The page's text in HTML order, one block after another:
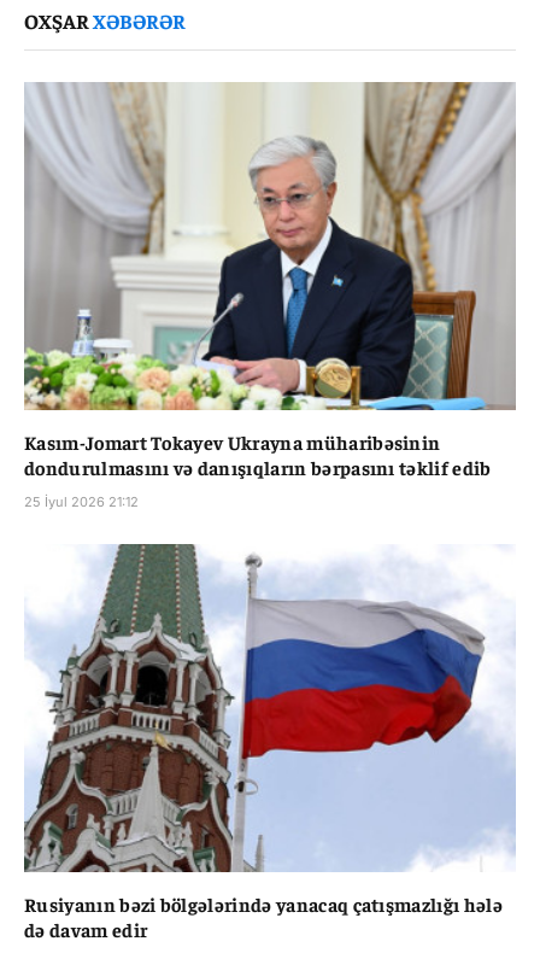
OXŞARXƏBƏRƏR
Kasım-Jomart Tokayev Ukrayna müharibəsinin
dondurulmasını və danışıqların bərpasını təklif edib
25 İyul 2026 21:12
Rusiyanın bəzi bölgələrində yanacaq çatışmazlığı hələ
də davam edir